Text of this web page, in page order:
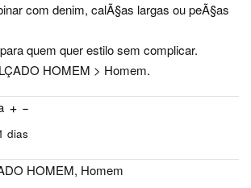
com denim, calÃ§as largas ou peÃ§as
quem quer estilo sem complicar.
HOMEM > Homem.
dias
HOMEM, Homem